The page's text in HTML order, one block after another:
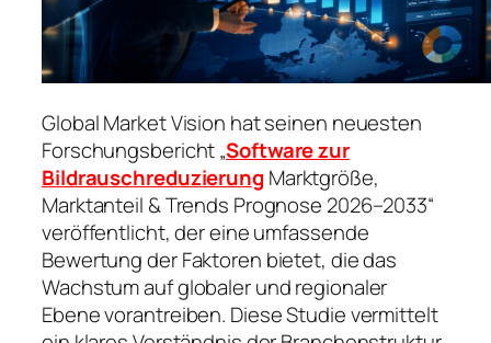
Global Market Vision hat seinen neuesten
Forschungsbericht „Software zur
BildrauschreduzierungMarktgröße,
Marktanteil & Trends Prognose 2026–2033“
veröffentlicht, der eine umfassende
Bewertung der Faktoren bietet, die das
Wachstum auf globaler und regionaler
Ebene vorantreiben. Diese Studie vermittelt